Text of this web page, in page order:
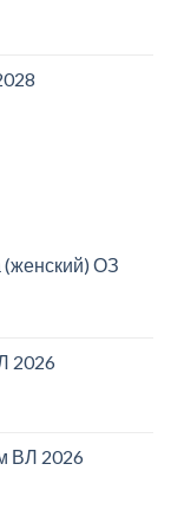
(женский) ОЗ
2026
ВЛ 2026